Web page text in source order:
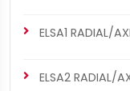
ELSA1 RADIAL/
ELSA2 RADIAL/